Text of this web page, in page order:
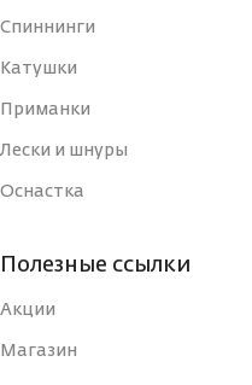
Спиннинги
Катушки
Приманки
Лески и шнуры
Оснастка
Полезные ссылки
Акции
Магазин